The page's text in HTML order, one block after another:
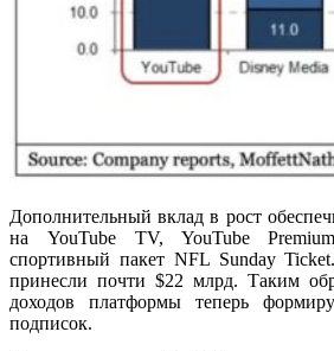
Дополнительный вклад в рост
на YouTube TV, YouTube
спортивный пакет NFL Sunday
принесли почти $22 млрд. Таким
доходов платформы теперь
подписок.